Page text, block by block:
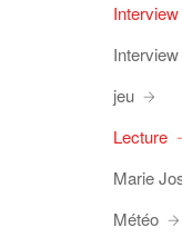
Interview
jeu
Lecture
Marie
Météo